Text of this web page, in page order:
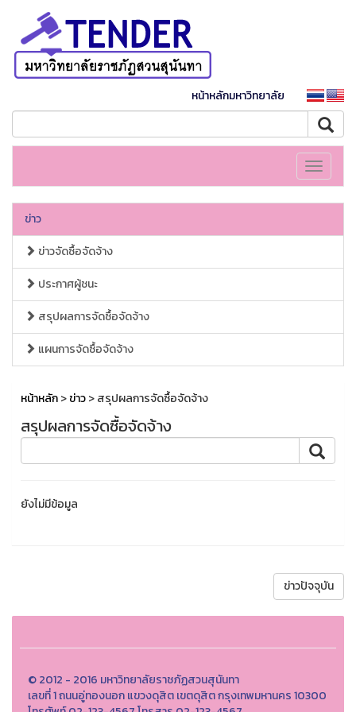
หน้าหลักมหาวิทยาลัย
Toggle
ข่าว
ข่าวจัดซื้อจัดจ้าง
ประกาศผู้ชนะ
สรุปผลการจัดซื้อจัดจ้าง
แผนการจัดซื้อจัดจ้าง
หน้าหลัก>ข่าว> สรุปผลการจัดซื้อจัดจ้าง
สรุปผลการจัดซื้อจัดจ้าง
ยังไม่มีข้อมูล
ข่าวปัจจุบัน
© 2012 - 2016 มหาวิทยาลัยราชภัฏสวนสุนันทา
เลขที่ 1 ถนนอู่ทองนอก แขวงดุสิต เขตดุสิต กรุงเทพมหานคร 10300